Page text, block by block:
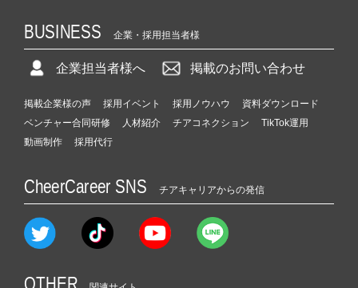
BUSINESS 企業・採用担当者様
企業担当者様へ 掲載のお問い合わせ
掲載企業様の声 採用イベント 採用ノウハウ
資料ダウンロード
ベンチャー合同研修
人材紹介 チアコネクション
TikTok運用
動画制作
採用代行
CheerCareer SNS チアキャリアからの発信